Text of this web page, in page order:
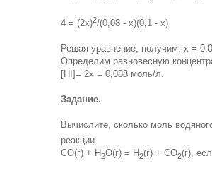
4 = (2х)2/(0,08 - x)(0,1 - x)
Решая уравнение, получим: х =
Определим равновесную
[HI]= 2x = 0,088 моль/л.
Задание.
Вычислите, сколько моль
реакции
CO(г) + H2O(г) = H2(г) + CO2(г),